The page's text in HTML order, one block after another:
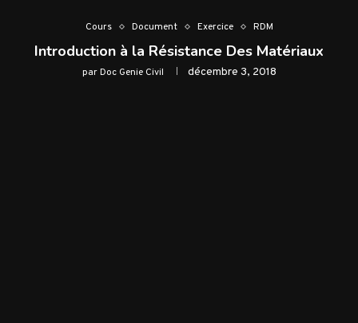
Cours Document Exercice RDM
Introduction à la Résistance Des Matériaux
parDoc Genie Civil décembre 3, 2018